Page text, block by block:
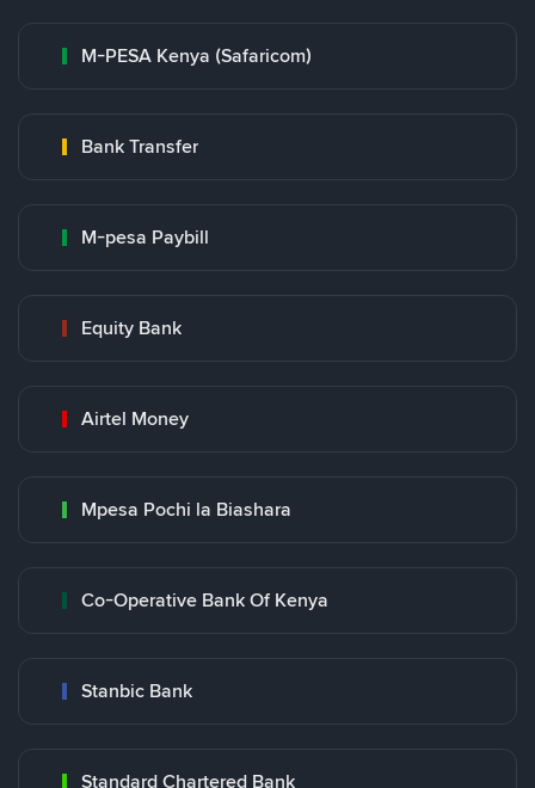
M-PESA Kenya (Safaricom)
Bank Transfer
M-pesa Paybill
Equity Bank
Airtel Money
Mpesa Pochi la Biashara
Co-Operative Bank Of Kenya
Stanbic Bank
Standard Chartered Bank